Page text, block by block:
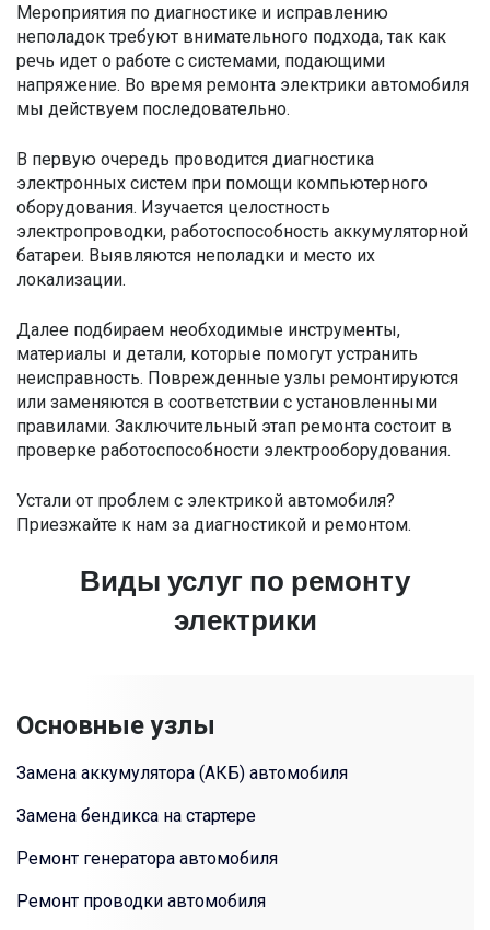
Мероприятия по диагностике и исправлению
неполадок требуют внимательного подхода, так как
речь идет о работе с системами, подающими
напряжение. Во время ремонта электрики автомобиля
мы действуем последовательно.
В первую очередь проводится диагностика
электронных систем при помощи компьютерного
оборудования. Изучается целостность
электропроводки, работоспособность аккумуляторной
батареи. Выявляются неполадки и место их
локализации.
Далее подбираем необходимые инструменты,
материалы и детали, которые помогут устранить
неисправность. Поврежденные узлы ремонтируются
или заменяются в соответствии с установленными
правилами. Заключительный этап ремонта состоит в
проверке работоспособности электрооборудования.
Устали от проблем с электрикой автомобиля?
Приезжайте к нам за диагностикой и ремонтом.
Виды услуг по ремонту
электрики
Основные узлы
Замена аккумулятора (АКБ) автомобиля
Замена бендикса на стартере
Ремонт генератора автомобиля
Ремонт проводки автомобиля